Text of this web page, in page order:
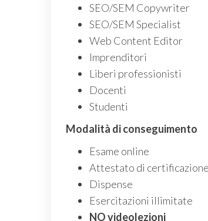
SEO/SEM Copywriter
SEO/SEM Specialist
Web Content Editor
Imprenditori
Liberi professionisti
Docenti
Studenti
Modalità di conseguimento
Esame online
Attestato di certificazione
Dispense
Esercitazioni illimitate
NO videolezioni